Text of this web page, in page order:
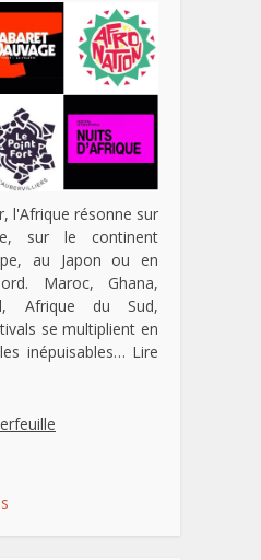
l'Afrique résonne sur
sur le continent
au Japon ou en
Maroc, Ghana,
Afrique du Sud,
se multiplient en
inépuisables… Lire